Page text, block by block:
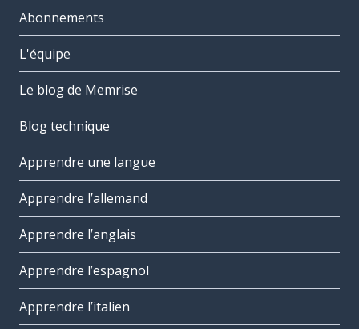
Abonnements
L'équipe
Le blog de Memrise
Blog technique
Apprendre une langue
Apprendre l’allemand
Apprendre l’anglais
Apprendre l’espagnol
Apprendre l’italien